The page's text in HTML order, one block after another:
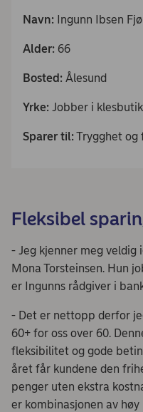
Navn: Ingunn Ibsen
Alder: 66
Bosted: Ålesund
Yrke: Jobber i
Sparer til:Trygghet og
Fleksibel
- Jeg kjenner meg veldig
Mona Torsteinsen. Hun
er Ingunns rådgiver i
- Det er nettopp derfor
60+ for oss over 60.
fleksibilitet og gode
året får kundene den
penger uten ekstra
er kombinasjonen av